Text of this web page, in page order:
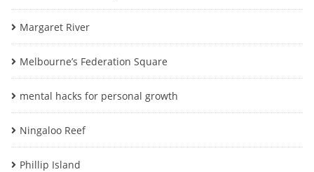
Margaret River
Melbourne’s Federation Square
mental hacks for personal growth
Ningaloo Reef
Phillip Island